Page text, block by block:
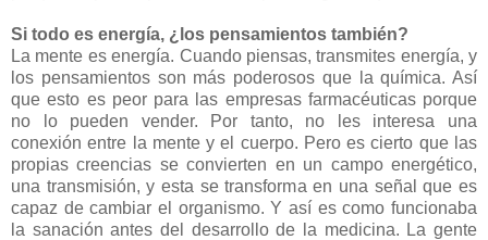
Si todo es energía, ¿los pensamientos también?
La mente es energía. Cuando piensas, transmites energía, y
los pensamientos son más poderosos que la química. Así
que esto es peor para las empresas farmacéuticas porque
no lo pueden vender. Por tanto, no les interesa una
conexión entre la mente y el cuerpo. Pero es cierto que las
propias creencias se convierten en un campo energético,
una transmisión, y esta se transforma en una señal que es
capaz de cambiar el organismo. Y así es como funcionaba
la sanación antes del desarrollo de la medicina. La gente